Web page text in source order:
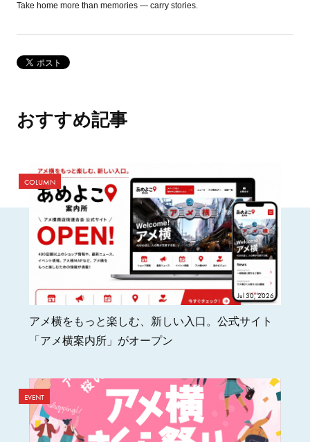
Take home more than memories — carry stories.
おすすめ記事
Jul 30, 2026
COLUMN
アメ横をもっと楽しむ、新しい入口。公式サイト
「アメ横案内所」がオープン
EVENT